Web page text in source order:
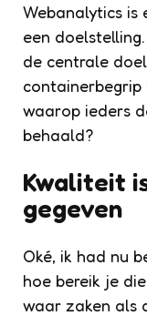
Webanalytics is
een
de centrale
containerbegrip
waarop ieders
behaald?
Kwaliteit
gegeven
Oké, ik had nu
hoe bereik je
waar zaken als